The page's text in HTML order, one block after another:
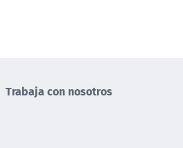
Trabaja con nosotros